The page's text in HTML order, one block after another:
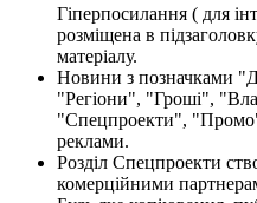
Гіперпосилання ( для
розміщена в
матеріалу.
Новини з позначками
"Регіони", "Гроші",
"Спецпроекти",
реклами.
Розділ Спецпроекти
комерційними